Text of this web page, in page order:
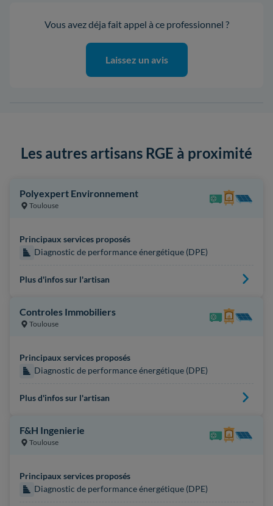
Vous avez déja fait appel à ce professionnel ?
Laissez un avis
Les autres artisans RGE à proximité
Polyexpert Environnement
Toulouse
Principaux services proposés
Diagnostic de performance énergétique (DPE)
Plus d'infos sur l'artisan
Controles Immobiliers
Toulouse
Principaux services proposés
Diagnostic de performance énergétique (DPE)
Plus d'infos sur l'artisan
F&H Ingenierie
Toulouse
Principaux services proposés
Diagnostic de performance énergétique (DPE)